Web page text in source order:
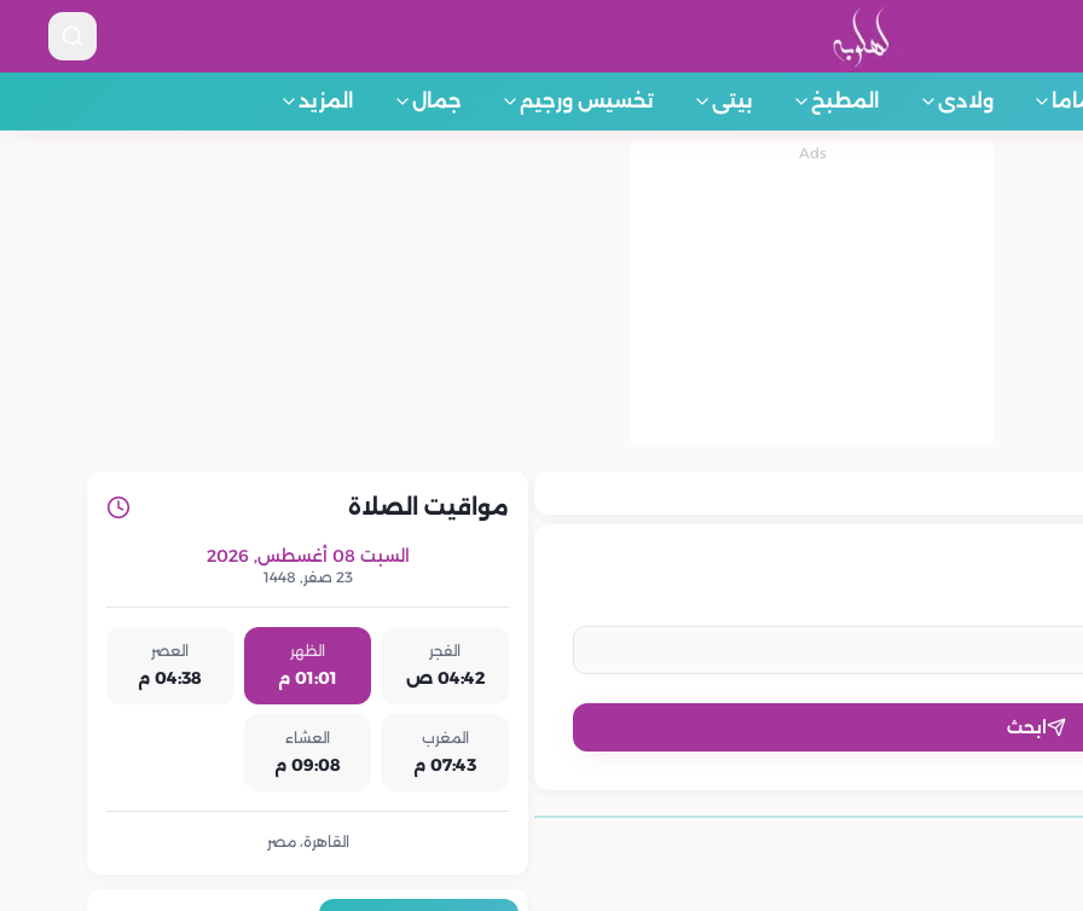
ولادى المطبخ بيتى تخسيس ورجيم جمال المزيد
ابحث
لتثبيت الحمل..
أضرار مثبت الحمل دوفاستون
مواقيت الصلاة
السبت 08 أغسطس, 2026
23 صفر, 1448
الفجر
04:42 ص
الظهر
01:01 م
العصر
04:38 م
المغرب
07:43 م
العشاء
09:08 م
القاهرة، مصر